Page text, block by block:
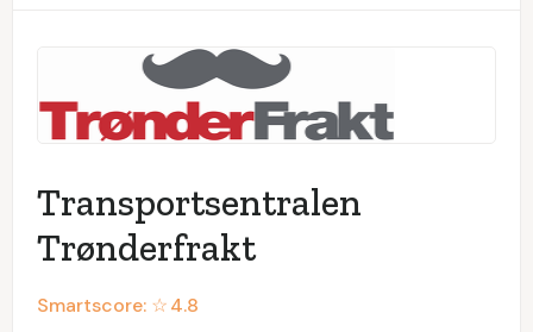
Transportsentralen
Trønderfrakt
Smartscore: ☆4.8